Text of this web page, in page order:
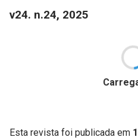
v24. n.24, 2025
Esta revista foi publicada em